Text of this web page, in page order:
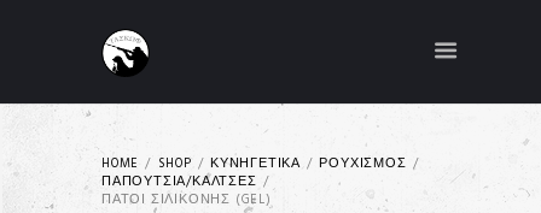
HOME SHOP ΚΥΝΗΓΕΤΙΚΑ
ΡΟΥΧΙΣΜΟΣ
ΠΑΠΟΥΤΣΙΑ/ΚΑΛΤΣΕΣ
ΠΆΤΟΙ ΣΙΛΙΚΌΝΗΣ (GEL)